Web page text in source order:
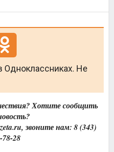
Одноклассниках. Не
Хотите сообщить
звоните нам: 8 (343)
78-28